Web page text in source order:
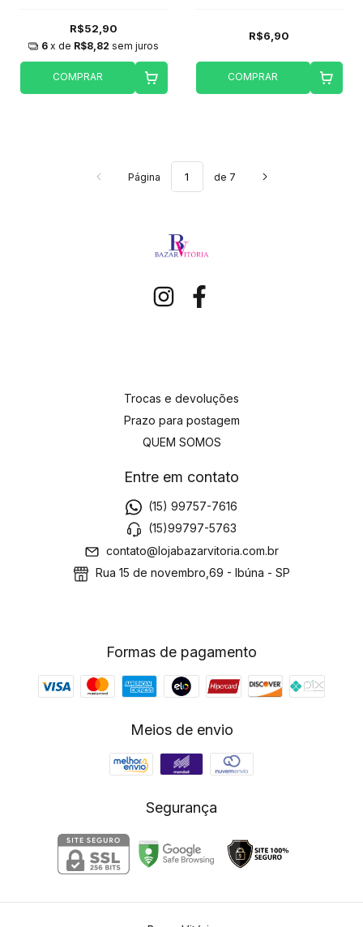
R$52,90
6 x de R$8,82 sem juros
COMPRAR
R$6,90
COMPRAR
Página de 7
Trocas e devoluções
Prazo para postagem
QUEM SOMOS
Entre em contato
(15) 99757-7616
(15)99797-5763
contato@lojabazarvitoria.com.br
Rua 15 de novembro,69 - Ibúna - SP
Formas de pagamento
Meios de envio
Segurança